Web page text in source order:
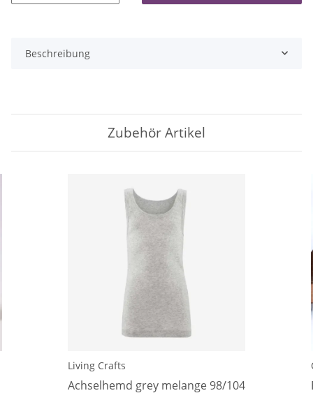
Beschreibung
Zubehör Artikel
Living Crafts
Achselhemd grey melange 98/104